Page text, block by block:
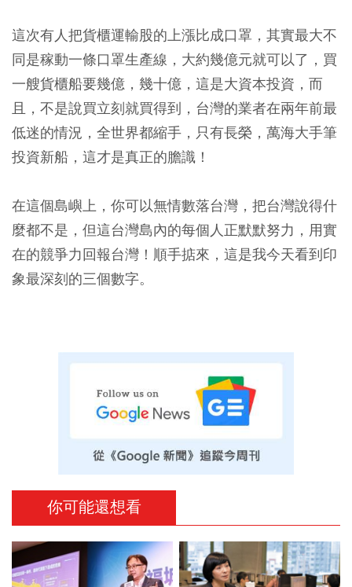
這次有人把貨櫃運輸股的上漲比成口罩，其實最大不
同是稼動一條口罩生產線，大約幾億元就可以了，買
一艘貨櫃船要幾億，幾十億，這是大資本投資，而
且，不是說買立刻就買得到，台灣的業者在兩年前最
低迷的情況，全世界都縮手，只有長榮，萬海大手筆
投資新船，這才是真正的膽識！
在這個島嶼上，你可以無情數落台灣，把台灣說得什
麼都不是，但這台灣島內的每個人正默默努力，用實
在的競爭力回報台灣！順手掂來，這是我今天看到印
象最深刻的三個數字。
你可能還想看